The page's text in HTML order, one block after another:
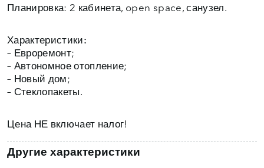
Планировка: 2 кабинета, open space, санузел.
Характеристики:
– Евроремонт;
– Автономное отопление;
– Новый дом;
– Стеклопакеты.
Цена НЕ включает налог!
Другие характеристики